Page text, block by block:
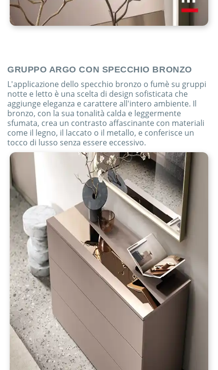
GRUPPO ARGO CON SPECCHIO BRONZO
L'applicazione dello specchio bronzo o fumè su gruppi
notte e letto è una scelta di design sofisticata che
aggiunge eleganza e carattere all'intero ambiente. Il
bronzo, con la sua tonalità calda e leggermente
sfumata, crea un contrasto affascinante con materiali
come il legno, il laccato o il metallo, e conferisce un
tocco di lusso senza essere eccessivo.